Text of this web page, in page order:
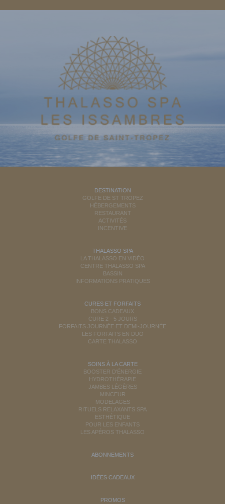
DESTINATION
GOLFE DE ST TROPEZ
HÉBERGEMENTS
RESTAURANT
ACTIVITÉS
INCENTIVE
THALASSO SPA
LA THALASSO EN VIDÉO
CENTRE THALASSO SPA
BASSIN
INFORMATIONS PRATIQUES
CURES ET FORFAITS
BONS CADEAUX
CURE 2 - 5 JOURS
FORFAITS JOURNÉE ET DEMI-JOURNÉE
LES FORFAITS EN DUO
CARTE THALASSO
SOINS À LA CARTE
BOOSTER D'ÉNERGIE
HYDROTHÉRAPIE
JAMBES LÉGÈRES
MINCEUR
MODELAGES
RITUELS RELAXANTS SPA
ESTHÉTIQUE
POUR LES ENFANTS
LES APÉROS THALASSO
ABONNEMENTS
IDÉES CADEAUX
PROMOS